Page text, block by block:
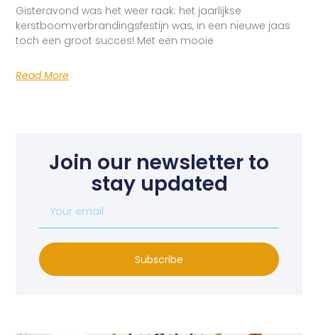
Gisteravond was het weer raak: het jaarlijkse
kerstboomverbrandingsfestijn was, in een nieuwe jaas
toch een groot succes! Met een mooie
Read More
Join our newsletter to
stay updated
Subscribe